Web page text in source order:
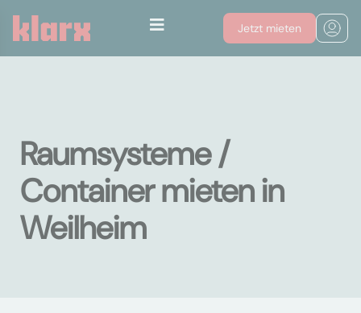
Jetzt mieten
Raumsysteme /
Container mieten in
Weilheim